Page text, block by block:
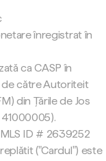
înregistrat în
ca CASP în
către Autoriteit
din Țările de Jos
ID # 2639252
("Cardul") este